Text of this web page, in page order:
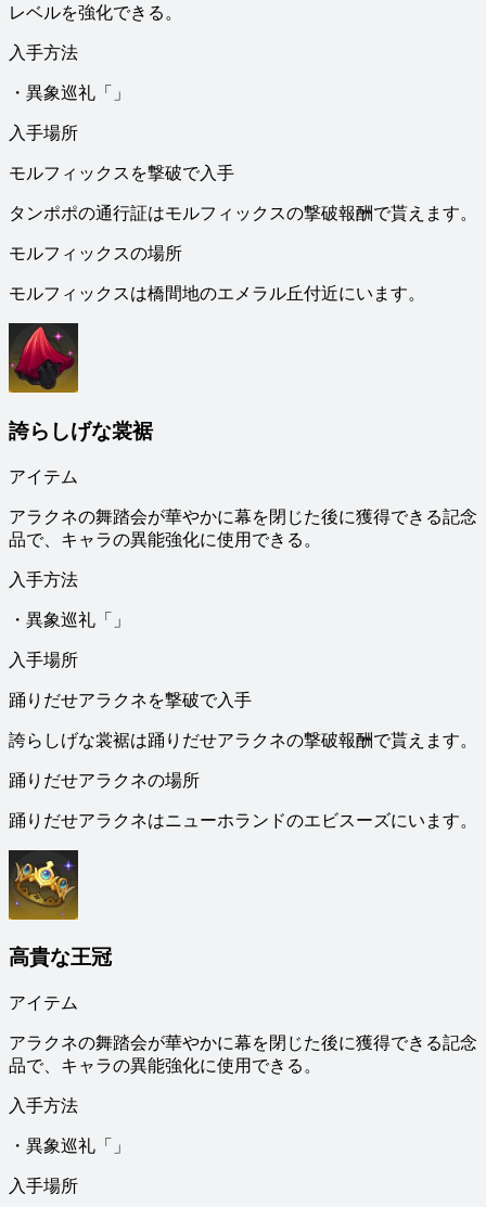
レベルを強化できる。
入手方法
・異象巡礼「」
入手場所
モルフィックスを撃破で入手
タンポポの通行証はモルフィックスの撃破報酬で貰えます。
モルフィックスの場所
モルフィックスは橋間地のエメラル丘付近にいます。
誇らしげな裳裾
アイテム
アラクネの舞踏会が華やかに幕を閉じた後に獲得できる記念
品で、キャラの異能強化に使用できる。
入手方法
・異象巡礼「」
入手場所
踊りだせアラクネを撃破で入手
誇らしげな裳裾は踊りだせアラクネの撃破報酬で貰えます。
踊りだせアラクネの場所
踊りだせアラクネはニューホランドのエビスーズにいます。
高貴な王冠
アイテム
アラクネの舞踏会が華やかに幕を閉じた後に獲得できる記念
品で、キャラの異能強化に使用できる。
入手方法
・異象巡礼「」
入手場所